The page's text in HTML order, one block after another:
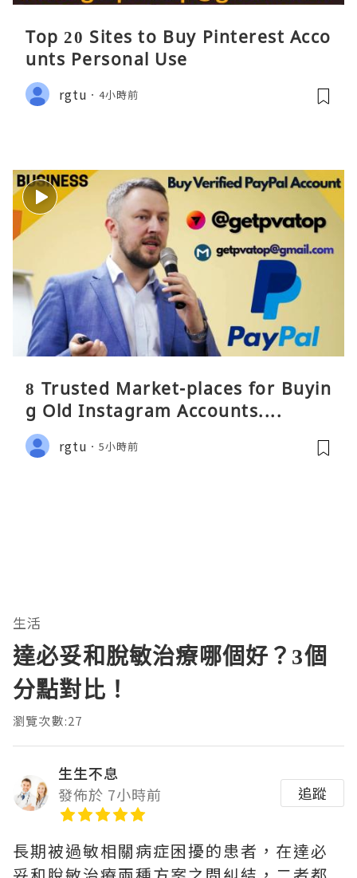
Top 20 Sites to Buy Pinterest Acco
unts Personal Use
rgtu 4小時前
8 Trusted Market-places for Buyin
g Old Instagram Accounts....
rgtu 5小時前
生活
達必妥和脫敏治療哪個好？3個
分點對比！
瀏覽次數:27
生生不息
發佈於 7小時前
追蹤
長期被過敏相關病症困擾的患者，在達必